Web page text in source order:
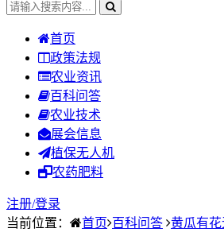
首页
政策法规
农业资讯
百科问答
农业技术
展会信息
植保无人机
农药肥料
注册/登录
当前位置：
首页 百科问答 黄瓜有